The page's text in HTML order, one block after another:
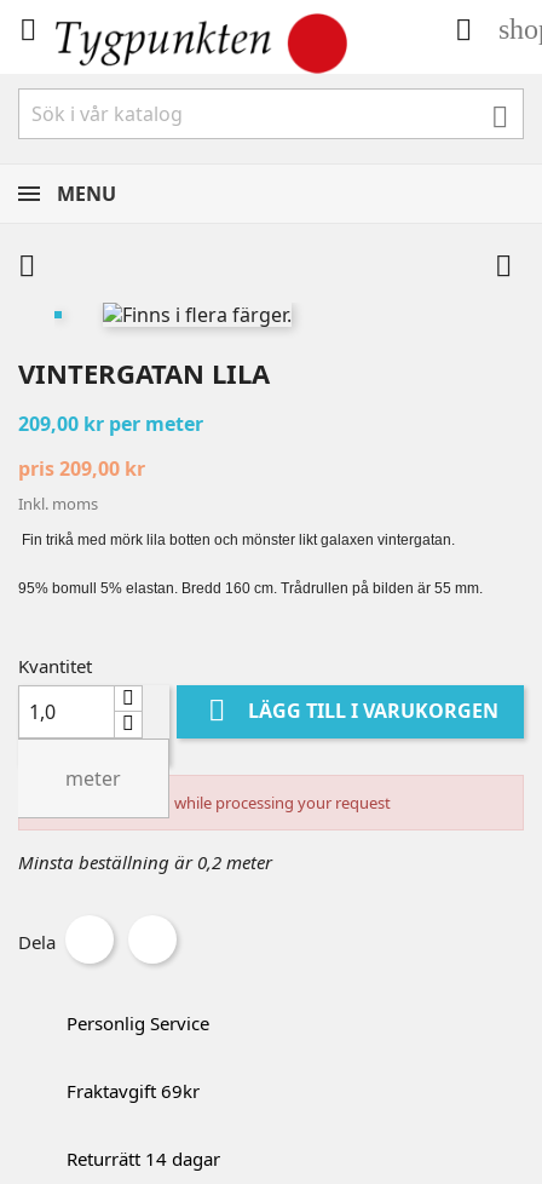
 

MENU
 
VINTERGATAN LILA
209,00 kr per meter
pris 209,00 kr
Inkl. moms
Fin trikå med mörk lila botten och mönster likt galaxen vintergatan.
95% bomull 5% elastan. Bredd 160 cm. Trådrullen på bilden är 55 mm.
Kvantitet
meter
 LÄGG TILL I VARUKORGEN
An error occurred while processing your request
Minsta beställning är 0,2 meter
Dela
Personlig Service
Fraktavgift 69kr
Returrätt 14 dagar